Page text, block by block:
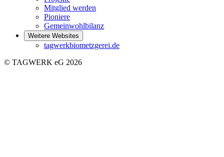
Mitglied werden
Pioniere
Gemeinwohlbilanz
Weitere Websites
tagwerkbiometzgerei.de
© TAGWERK eG 2026